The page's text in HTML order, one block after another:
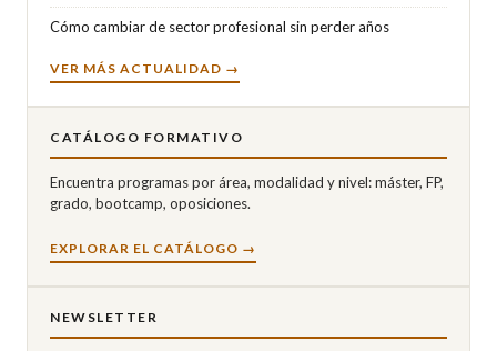
Cómo cambiar de sector profesional sin perder años
VER MÁS ACTUALIDAD →
CATÁLOGO FORMATIVO
Encuentra programas por área, modalidad y nivel: máster, FP,
grado, bootcamp, oposiciones.
EXPLORAR EL CATÁLOGO →
NEWSLETTER